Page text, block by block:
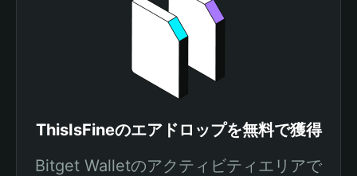
ThisIsFineのエアドロップを無料で獲得
Bitget Walletのアクティビティエリアで